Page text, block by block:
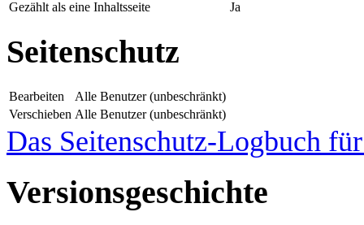
Gezählt als eine Inhaltsseite
Ja
Seitenschutz
Bearbeiten
Alle Benutzer (unbeschränkt)
Verschieben Alle Benutzer (unbeschränkt)
Das Seitenschutz-Logbuch
Versionsgeschichte